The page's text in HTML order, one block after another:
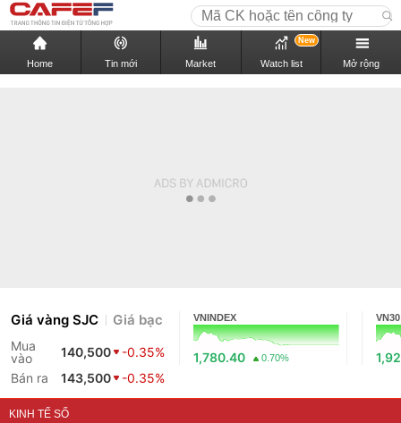
Home Tin mới Market Watch list
New
Mở rộng
Giá vàng SJC Giá bạc
Mua
vào
140,500
-0.35%
Bán ra
143,500 -0.35%
VNINDEX
1,780.40 0.70%
VN30
KINH TẾ SỐ